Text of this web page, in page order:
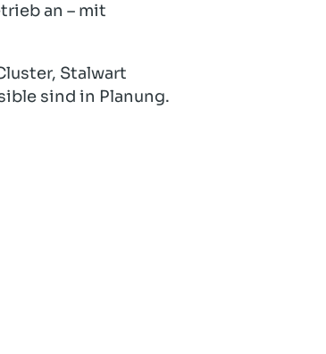
an – mit
Stalwart
sind in Planung.